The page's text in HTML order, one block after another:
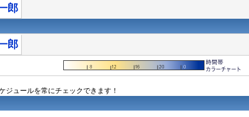
郎
郎
ジュールを常にチェックできます！